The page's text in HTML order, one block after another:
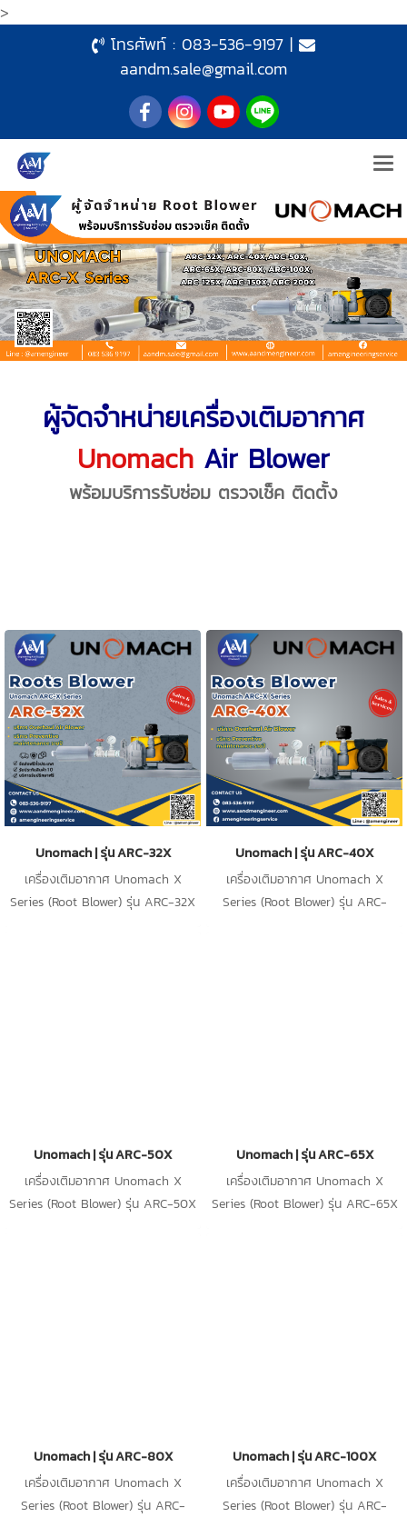
>
โทรศัพท์ : 083-536-9197|
aandm.sale@gmail.com
ผู้จัดจำหน่ายเครื่องเติมอากาศ
Unomach Air Blower
พร้อมบริการรับซ่อม ตรวจเช็ค ติดตั้ง
Unomach | รุ่น ARC-32X
เครื่องเติมอากาศ Unomach X
Series (Root Blower) รุ่น ARC-32X
Unomach | รุ่น ARC-40X
เครื่องเติมอากาศ Unomach X
Series (Root Blower) รุ่น ARC-
Unomach | รุ่น ARC-50X
เครื่องเติมอากาศ Unomach X
Series (Root Blower) รุ่น ARC-50X
Unomach | รุ่น ARC-65X
เครื่องเติมอากาศ Unomach X
Series (Root Blower) รุ่น ARC-65X
Unomach | รุ่น ARC-80X
เครื่องเติมอากาศ Unomach X
Series (Root Blower) รุ่น ARC-
Unomach | รุ่น ARC-100X
เครื่องเติมอากาศ Unomach X
Series (Root Blower) รุ่น ARC-